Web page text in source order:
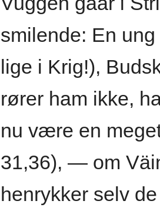
smilende: En
lige i Krig!),
rører ham ikke,
nu være en
31,36), — om
henrykker selv